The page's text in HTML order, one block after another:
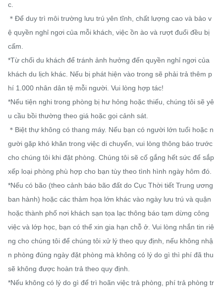
c.
＊Để duy trì môi trường lưu trú yên tĩnh, chất lượng cao và bảo v
ệ quyền nghỉ ngơi của mỗi khách, việc ồn ào và rượt đuổi đều bị
cấm.
*Từ chối du khách để tránh ảnh hưởng đến quyền nghỉ ngơi của
khách du lịch khác. Nếu bị phát hiện vào trong sẽ phải trả thêm p
hí 1.000 nhân dân tệ mỗi người. Vui lòng hợp tác!
*Nếu tiện nghi trong phòng bị hư hỏng hoặc thiếu, chúng tôi sẽ yê
u cầu bồi thường theo giá hoặc gọi cảnh sát.
＊Biệt thự không có thang máy. Nếu bạn có người lớn tuổi hoặc n
gười gặp khó khăn trong việc di chuyển, vui lòng thông báo trước
cho chúng tôi khi đặt phòng. Chúng tôi sẽ cố gắng hết sức để sắp
xếp loại phòng phù hợp cho bạn tùy theo tình hình ngày hôm đó.
*Nếu có bão (theo cảnh báo bão đất do Cục Thời tiết Trung ương
ban hành) hoặc các thảm họa lớn khác vào ngày lưu trú và quận
hoặc thành phố nơi khách sạn tọa lạc thông báo tạm dừng công
việc và lớp học, bạn có thể xin gia hạn chỗ ở. Vui lòng nhắn tin riê
ng cho chúng tôi để chúng tôi xử lý theo quy định, nếu không nhậ
n phòng đúng ngày đặt phòng mà không có lý do gì thì phí đã thu
sẽ không được hoàn trả theo quy định.
*Nếu không có lý do gì để trì hoãn việc trả phòng, phí trả phòng tr